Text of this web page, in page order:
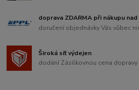
doprava ZDARMA při nákupu nad
doručení objednávky Vás vůbec
Široká síť výdejen
dodání Zásilkovnou cena dopravy